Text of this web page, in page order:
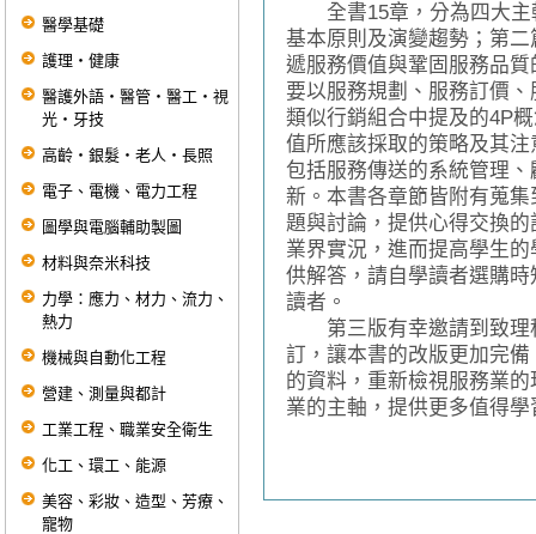
醫學基礎
護理‧健康
醫護外語‧醫管‧醫工‧視
光‧牙技
高齡‧銀髮‧老人‧長照
電子、電機、電力工程
圖學與電腦輔助製圖
材料與奈米科技
力學：應力、材力、流力、
熱力
機械與自動化工程
營建、測量與都計
工業工程、職業安全衛生
化工、環工、能源
美容、彩妝、造型、芳療、
寵物
全書15章，分為四大主
基本原則及演變趨勢；第
遞服務價值與鞏固服務品
要以服務規劃、服務訂價
類似行銷組合中提及的4P
值所應該採取的策略及其
包括服務傳送的系統管理
新。本書各章節皆附有蒐
題與討論，提供心得交換
業界實況，進而提高學生
供解答，請自學讀者選購
讀者。
第三版有幸邀請到致理
訂，讓本書的改版更加完
的資料，重新檢視服務業
業的主軸，提供更多值得